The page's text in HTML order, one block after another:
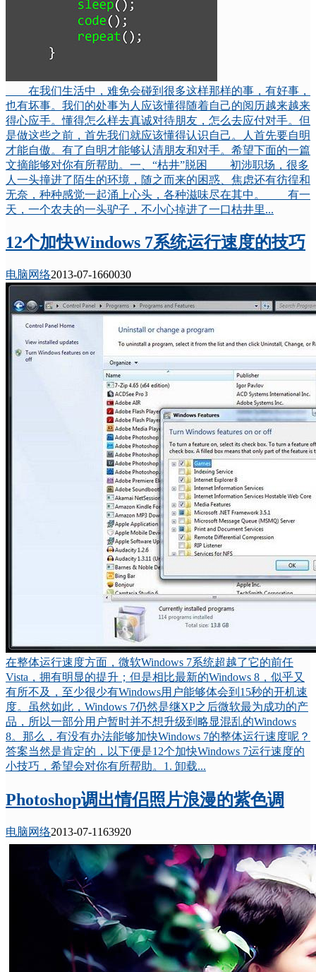
在我们生活中，难免会碰到很多这样那样的事，有好事，
也有坏事。我们的处事为人应该懂得随着自己的阅历越来越来
得心应手。懂得怎么样去真诚对待朋友，怎么去应付对手。但
是做这些之前，首先我们就应该懂得认识自己。人首先要自明
才能自傲。有了自明才能够认清朋友和对手。希望下面的一篇
文摘能够对你有所帮助。一、“枯井”脱困 初涉职场，很多
人一头撞进了陌生的环境，随之而来的困惑、焦虑还有彷徨和
无奈，种种感觉一起涌上心头，各种滋味尽在其中。 有一
天，一个农夫的一头驴子，不小心掉进了一口枯井里...
12个加快Windows 7系统运行速度的技巧
电脑网络2013-07-1660030
在整体运行速度方面，微软Windows 7系统超越了它的前任
Vista，拥有明显的提升；但是相比最新的Windows 8，似乎又
有所不及，至少很少有Windows用户能够体会到15秒的开机速
度。虽然如此，Windows 7仍然是继XP之后微软最为成功的产
品，所以一部分用户暂时并不想升级到略显混乱的Windows
8。那么，有没有办法能够加快Windows 7的整体运行速度呢？
答案当然是肯定的，以下便是12个加快Windows 7运行速度的
小技巧，希望会对你有所帮助。1. 卸载...
Photoshop调出情侣照片浪漫的紫色调
电脑网络2013-07-1163920